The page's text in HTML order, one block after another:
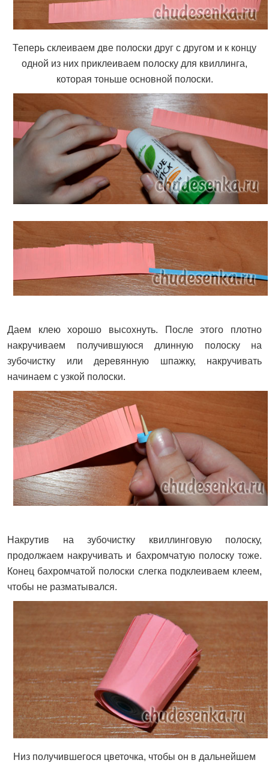
Теперь склеиваем две полоски друг с другом и к концу
одной из них приклеиваем полоску для квиллинга,
которая тоньше основной полоски.
Даем клею хорошо высохнуть. После этого плотно
накручиваем получившуюся длинную полоску на
зубочистку или деревянную шпажку, накручивать
начинаем с узкой полоски.
Накрутив на зубочистку квиллинговую полоску,
продолжаем накручивать и бахромчатую полоску тоже.
Конец бахромчатой полоски слегка подклеиваем клеем,
чтобы не разматывался.
Низ получившегося цветочка, чтобы он в дальнейшем